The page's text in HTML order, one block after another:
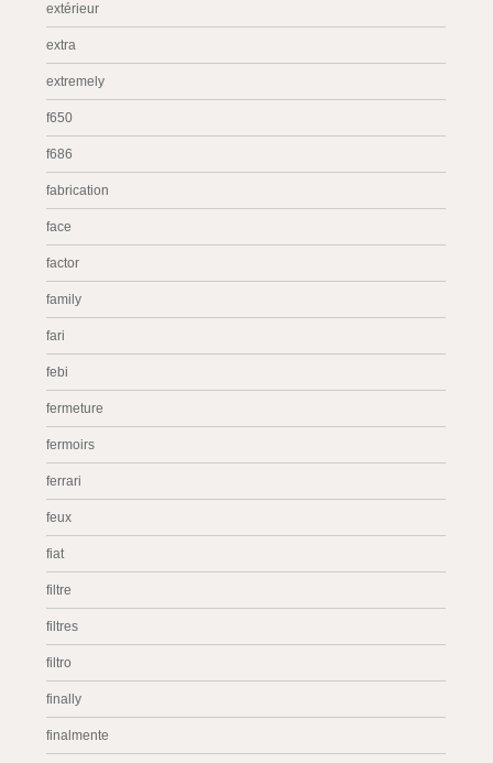
extérieur
extra
extremely
f650
f686
fabrication
face
factor
family
fari
febi
fermeture
fermoirs
ferrari
feux
fiat
filtre
filtres
filtro
finally
finalmente